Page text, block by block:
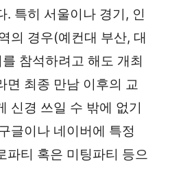
. 특히 서울이나 경기, 인
의 경우(예컨대 부산, 대
참석하려고 해도 개최
면 최종 만남 이후의 교
신경 쓰일 수 밖에 없기
글이나 네이버에 특정
파티 혹은 미팅파티 등으